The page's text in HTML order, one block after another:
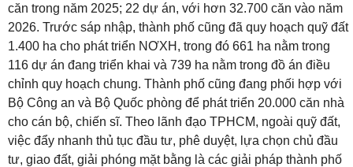
căn trong năm 2025; 22 dự án, với hơn 32.700 căn vào năm
2026. Trước sáp nhập, thành phố cũng đã quy hoạch quỹ đất
1.400 ha cho phát triển NƠXH, trong đó 661 ha nằm trong
116 dự án đang triển khai và 739 ha nằm trong đồ án điều
chỉnh quy hoạch chung. Thành phố cũng đang phối hợp với
Bộ Công an và Bộ Quốc phòng để phát triển 20.000 căn nhà
cho cán bộ, chiến sĩ. Theo lãnh đạo TPHCM, ngoài quỹ đất,
việc đẩy nhanh thủ tục đầu tư, phê duyệt, lựa chọn chủ đầu
tư, giao đất, giải phóng mặt bằng là các giải pháp thành phố